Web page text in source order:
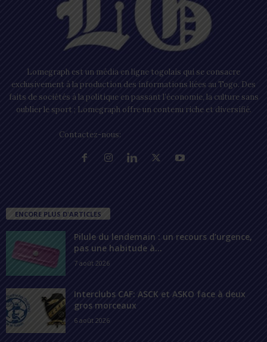
Lomegraph est un média en ligne togolais qui se consacre
exclusivement à la production des informations liées au Togo. Des
faits de sociétés à la politique en passant l’économie, la culture sans
oublier le sport ; Lomegraph offre un contenu riche et diversifié.
Contactez-nous:
ENCORE PLUS D'ARTICLES
Pilule du lendemain : un recours d’urgence,
pas une habitude à...
7 août 2026
Interclubs CAF: ASCK et ASKO face à deux
gros morceaux
6 août 2026